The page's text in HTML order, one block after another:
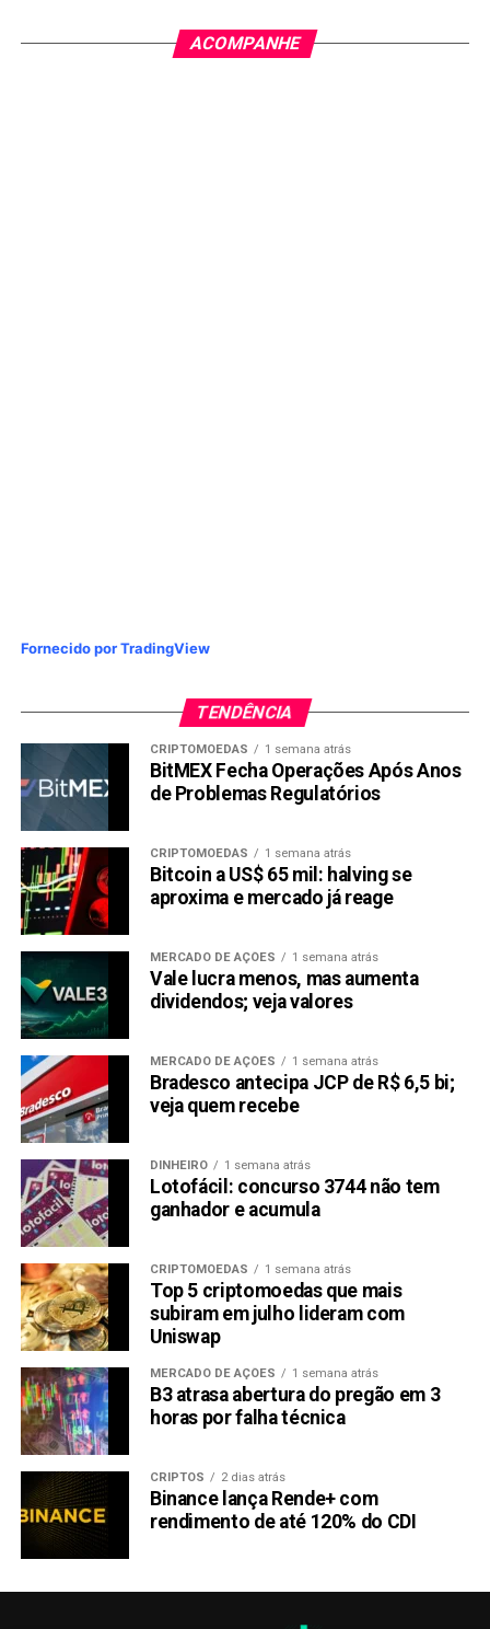
ACOMPANHE
Fornecido por TradingView
TENDÊNCIA
CRIPTOMOEDAS 1 semana atrás
BitMEX Fecha Operações Após Anos
de Problemas Regulatórios
CRIPTOMOEDAS 1 semana atrás
Bitcoin a US$ 65 mil: halving se
aproxima e mercado já reage
MERCADO DE AÇÕES 1 semana atrás
Vale lucra menos, mas aumenta
dividendos; veja valores
MERCADO DE AÇÕES 1 semana atrás
Bradesco antecipa JCP de R$ 6,5 bi;
veja quem recebe
DINHEIRO 1 semana atrás
Lotofácil: concurso 3744 não tem
ganhador e acumula
CRIPTOMOEDAS 1 semana atrás
Top 5 criptomoedas que mais
subiram em julho lideram com
Uniswap
MERCADO DE AÇÕES 1 semana atrás
B3 atrasa abertura do pregão em 3
horas por falha técnica
CRIPTOS 2 dias atrás
Binance lança Rende+ com
rendimento de até 120% do CDI